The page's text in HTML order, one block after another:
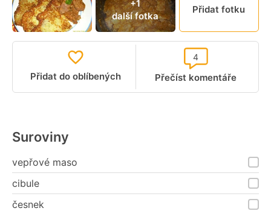
+1
další fotka
Přidat fotku
Přidat do oblíbených Přečíst komentáře
4
Suroviny
vepřové maso
cibule
česnek